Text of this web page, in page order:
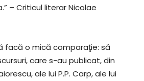
– Criticul literar Nicolae
facă o mică comparaţie: să
care s-au publicat, din
ale lui P.P. Carp, ale lui